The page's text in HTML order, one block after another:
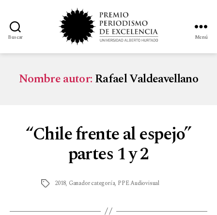
Buscar Menú
Nombre autor:Rafael Valdeavellano
“Chile frente al espejo”
partes 1 y 2
2018, Ganador categoría, PPE Audiovisual